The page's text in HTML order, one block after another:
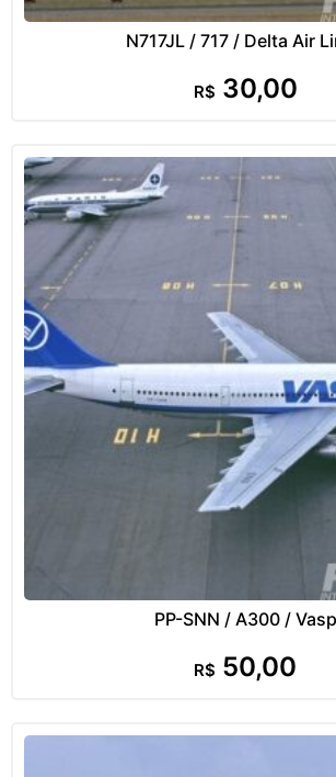
N717JL / 717 / Delta Air
R$ 30,00
PP-SNN / A300 / Vasp
R$ 50,00